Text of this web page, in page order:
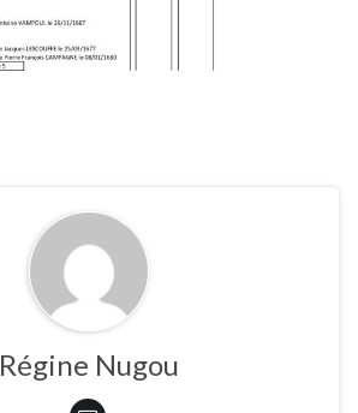
Régine Nugou